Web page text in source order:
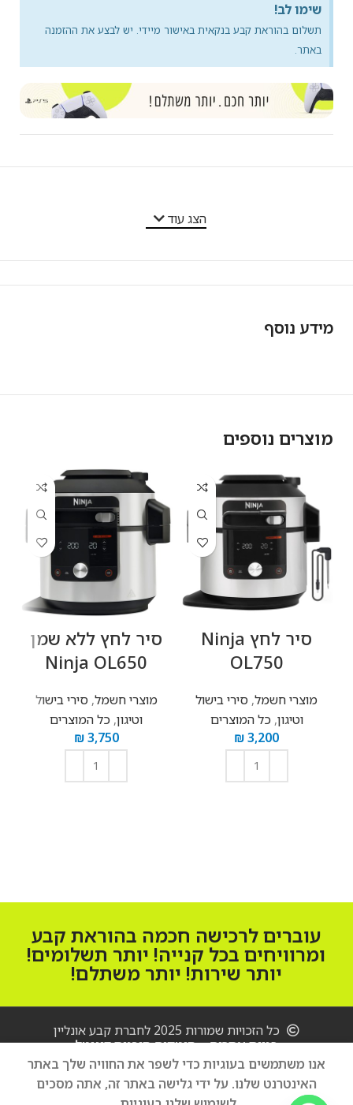
שימו לב!
תשלום בהוראת קבע בנקאית באישור מיידי. יש לבצע את ההזמנה
באתר.
הצג עוד
מידע נוסף
מוצרים נוספים
‏סיר לחץ Ninja
OL750
מוצרי חשמל, סירי בישול
וטיגון,כל המוצרים
₪3,200
‏סיר לחץ ‏ללא שמן
Ninja OL650
מוצרי חשמל, סירי בישול
וטיגון, כל המוצרים
₪3,750
עוברים לרכישה חכמה בהוראת קבע
ומרוויחים בכל קנייה! יותר תשלומים!
יותר שירות! יותר משתלם!
כל הזכויות שמורות 2025 לחברת קבע אונליין
בניית אתרים – סיטקום סוכנות דיגיטל
אנו משתמשים בעוגיות כדי לשפר את החוויה שלך באתר
האינטרנט שלנו. על ידי גלישה באתר זה, אתה מסכים
מקרן
Samsung
The
Freestyle
2nd Gen
הוספה לסל